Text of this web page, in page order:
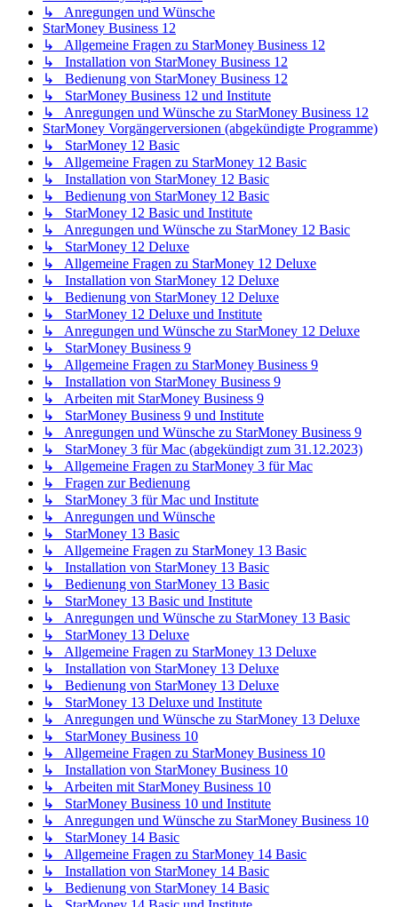
↳ Anregungen und Wünsche
StarMoney Business 12
↳ Allgemeine Fragen zu StarMoney Business 12
↳ Installation von StarMoney Business 12
↳ Bedienung von StarMoney Business 12
↳ StarMoney Business 12 und Institute
↳ Anregungen und Wünsche zu StarMoney Business 12
StarMoney Vorgängerversionen (abgekündigte Programme)
↳ StarMoney 12 Basic
↳ Allgemeine Fragen zu StarMoney 12 Basic
↳ Installation von StarMoney 12 Basic
↳ Bedienung von StarMoney 12 Basic
↳ StarMoney 12 Basic und Institute
↳ Anregungen und Wünsche zu StarMoney 12 Basic
↳ StarMoney 12 Deluxe
↳ Allgemeine Fragen zu StarMoney 12 Deluxe
↳ Installation von StarMoney 12 Deluxe
↳ Bedienung von StarMoney 12 Deluxe
↳ StarMoney 12 Deluxe und Institute
↳ Anregungen und Wünsche zu StarMoney 12 Deluxe
↳ StarMoney Business 9
↳ Allgemeine Fragen zu StarMoney Business 9
↳ Installation von StarMoney Business 9
↳ Arbeiten mit StarMoney Business 9
↳ StarMoney Business 9 und Institute
↳ Anregungen und Wünsche zu StarMoney Business 9
↳ StarMoney 3 für Mac (abgekündigt zum 31.12.2023)
↳ Allgemeine Fragen zu StarMoney 3 für Mac
↳ Fragen zur Bedienung
↳ StarMoney 3 für Mac und Institute
↳ Anregungen und Wünsche
↳ StarMoney 13 Basic
↳ Allgemeine Fragen zu StarMoney 13 Basic
↳ Installation von StarMoney 13 Basic
↳ Bedienung von StarMoney 13 Basic
↳ StarMoney 13 Basic und Institute
↳ Anregungen und Wünsche zu StarMoney 13 Basic
↳ StarMoney 13 Deluxe
↳ Allgemeine Fragen zu StarMoney 13 Deluxe
↳ Installation von StarMoney 13 Deluxe
↳ Bedienung von StarMoney 13 Deluxe
↳ StarMoney 13 Deluxe und Institute
↳ Anregungen und Wünsche zu StarMoney 13 Deluxe
↳ StarMoney Business 10
↳ Allgemeine Fragen zu StarMoney Business 10
↳ Installation von StarMoney Business 10
↳ Arbeiten mit StarMoney Business 10
↳ StarMoney Business 10 und Institute
↳ Anregungen und Wünsche zu StarMoney Business 10
↳ StarMoney 14 Basic
↳ Allgemeine Fragen zu StarMoney 14 Basic
↳ Installation von StarMoney 14 Basic
↳ Bedienung von StarMoney 14 Basic